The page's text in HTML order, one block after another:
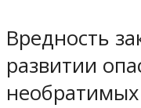
Вредность
развитии